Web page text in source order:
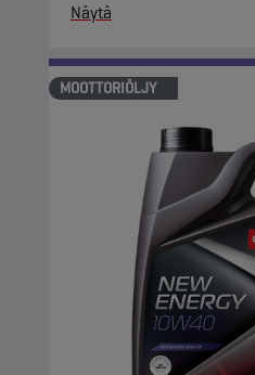
Näytä
MOOTTORIÖLJY